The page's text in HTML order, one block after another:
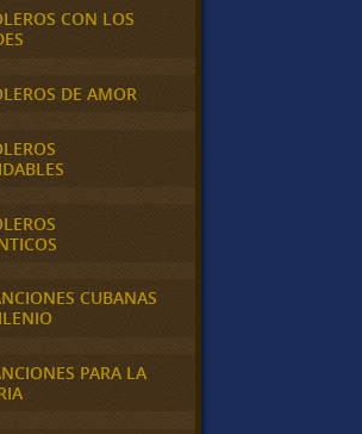
CON LOS
DE AMOR
CUBANAS
PARA LA